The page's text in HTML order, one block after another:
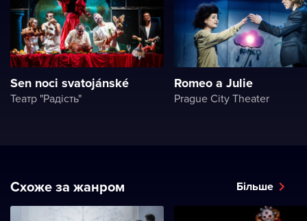
Sen noci svatojánské
Театр "Радість"
Romeo a Julie
Prague City Theater
Схоже за жанром Більше